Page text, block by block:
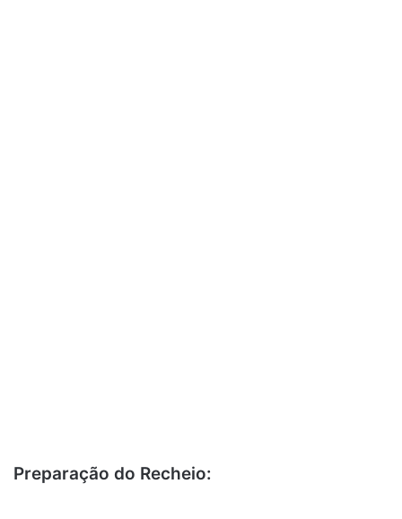
Preparação do Recheio: